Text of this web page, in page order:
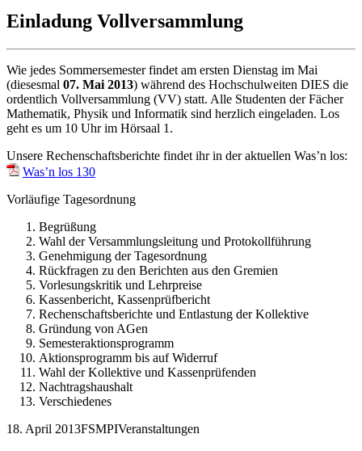
Einladung Vollversammlung
Wie jedes Sommersemester findet am ersten Dienstag im Mai
(diesesmal 07. Mai 2013) während des Hochschulweiten DIES die
ordentlich Vollversammlung (VV) statt. Alle Studenten der Fächer
Mathematik, Physik und Informatik sind herzlich eingeladen. Los
geht es um 10 Uhr im Hörsaal 1.
Unsere Rechenschaftsberichte findet ihr in der aktuellen Was’n los:
Was’n los 130
Vorläufige Tagesordnung
Begrüßung
Wahl der Versammlungsleitung und Protokollführung
Genehmigung der Tagesordnung
Rückfragen zu den Berichten aus den Gremien
Vorlesungskritik und Lehrpreise
Kassenbericht, Kassenprüfbericht
Rechenschaftsberichte und Entlastung der Kollektive
Gründung von AGen
Semesteraktionsprogramm
Aktionsprogramm bis auf Widerruf
Wahl der Kollektive und Kassenprüfenden
Nachtragshaushalt
Verschiedenes
18. April 2013FSMPIVeranstaltungen